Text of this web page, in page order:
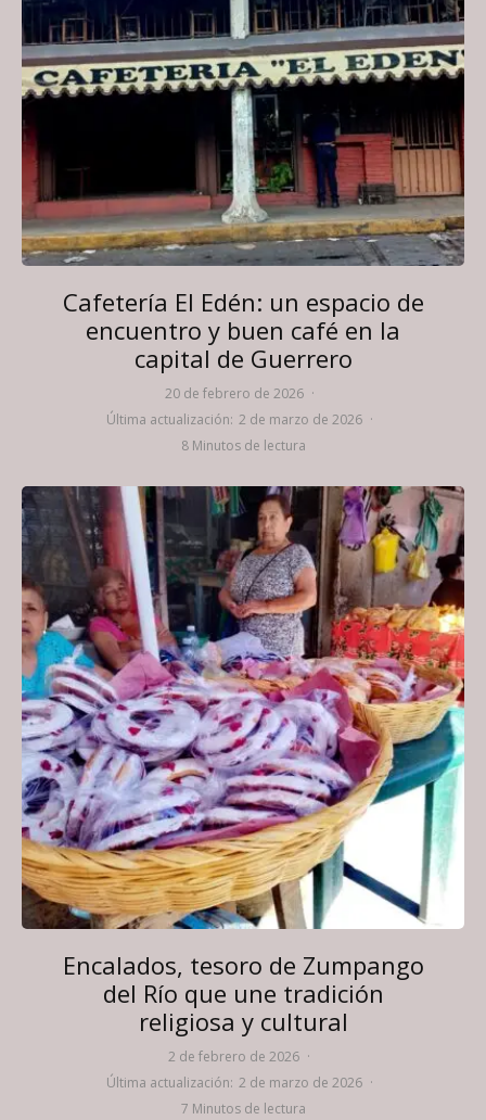
Cafetería El Edén: un espacio de
encuentro y buen café en la
capital de Guerrero
20 de febrero de 2026 ·
Última actualización: 2 de marzo de 2026 ·
8 Minutos de lectura
Encalados, tesoro de Zumpango
del Río que une tradición
religiosa y cultural
2 de febrero de 2026 ·
Última actualización: 2 de marzo de 2026 ·
7 Minutos de lectura